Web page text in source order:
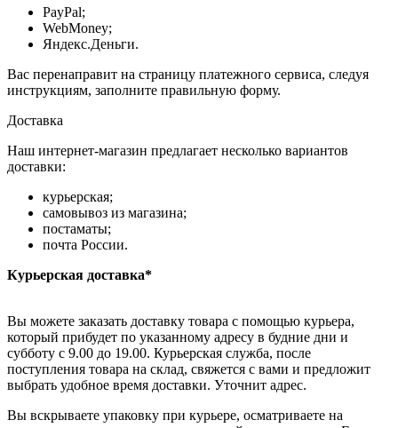
PayPal;
WebMoney;
Яндекс.Деньги.
Вас перенаправит на страницу платежного сервиса, следуя
инструкциям, заполните правильную форму.
Доставка
Наш интернет-магазин предлагает несколько вариантов
доставки:
курьерская;
самовывоз из магазина;
постаматы;
почта России.
Курьерская доставка*
Вы можете заказать доставку товара с помощью курьера,
который прибудет по указанному адресу в будние дни и
субботу с 9.00 до 19.00. Курьерская служба, после
поступления товара на склад, свяжется с вами и предложит
выбрать удобное время доставки. Уточнит адрес.
Вы вскрываете упаковку при курьере, осматриваете на